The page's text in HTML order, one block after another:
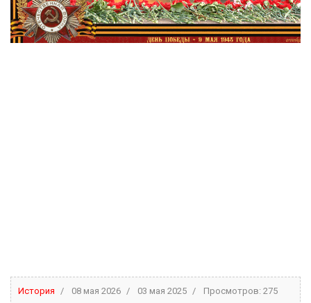
История 08 мая 2026 03 мая 2025 Просмотров: 275